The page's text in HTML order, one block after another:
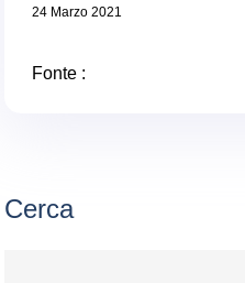
24 Marzo 2021
Fonte :
Cerca